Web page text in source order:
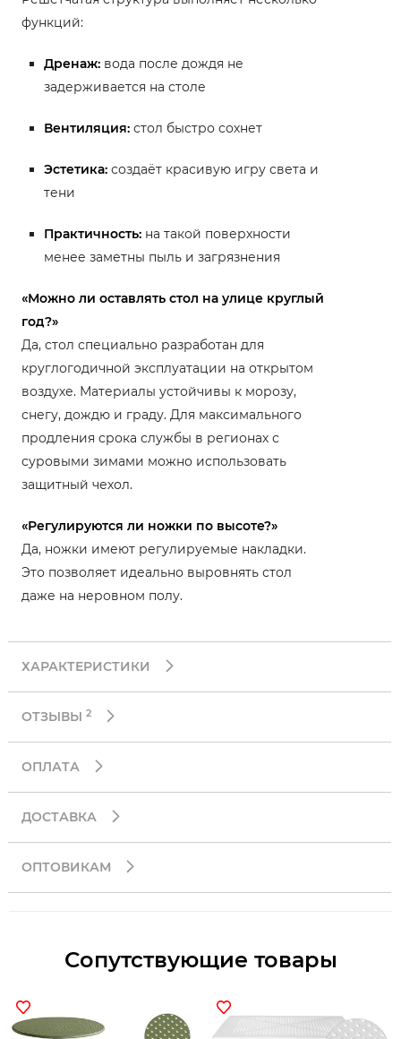
функций:
Дренаж: вода после дождя не
задерживается на столе
Вентиляция: стол быстро сохнет
Эстетика: создаёт красивую игру света и
тени
Практичность: на такой поверхности
менее заметны пыль и загрязнения
«Можно ли оставлять стол на улице круглый
год?»
Да, стол специально разработан для
круглогодичной эксплуатации на открытом
воздухе. Материалы устойчивы к морозу,
снегу, дождю и граду. Для максимального
продления срока службы в регионах с
суровыми зимами можно использовать
защитный чехол.
«Регулируются ли ножки по высоте?»
Да, ножки имеют регулируемые накладки.
Это позволяет идеально выровнять стол
даже на неровном полу.
ХАРАКТЕРИСТИКИ
ОТЗЫВЫ 2
ОПЛАТА
ДОСТАВКА
ОПТОВИКАМ
Сопутствующие товары